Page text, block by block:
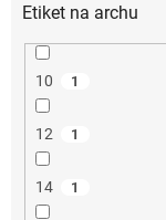
Etiket na archu
10 1
12 1
14 1